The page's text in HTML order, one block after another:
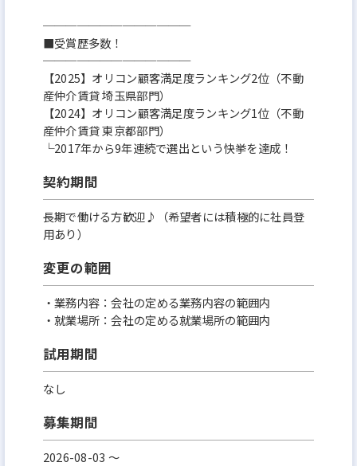
─────────────
■受賞歴多数！
─────────────
【2025】オリコン顧客満足度ランキング2位（不動
産仲介賃貸 埼玉県部門）
【2024】オリコン顧客満足度ランキング1位（不動
産仲介賃貸 東京都部門）
└2017年から9年連続で選出という快挙を達成！
契約期間
長期で働ける方歓迎♪（希望者には積極的に社員登
用あり）
変更の範囲
・業務内容：会社の定める業務内容の範囲内
・就業場所：会社の定める就業場所の範囲内
試用期間
なし
募集期間
2026-08-03 〜